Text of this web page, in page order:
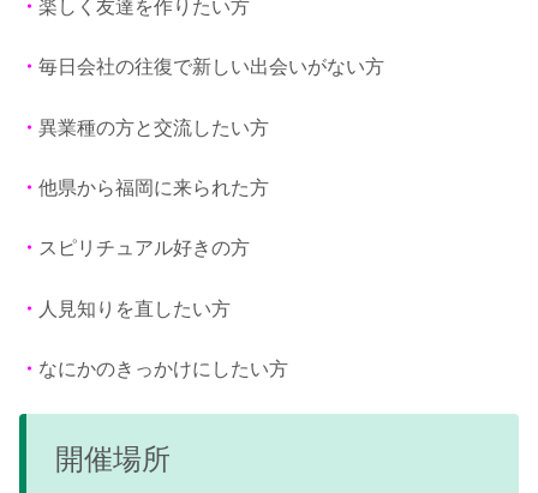
・ 楽しく友達を作りたい方
・ 毎日会社の往復で新しい出会いがない方
・ 異業種の方と交流したい方
・ 他県から福岡に来られた方
・ スピリチュアル好きの方
・ 人見知りを直したい方
・ なにかのきっかけにしたい方
開催場所